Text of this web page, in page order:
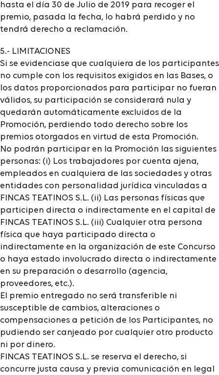
hasta el día 30 de Julio de 2019 para recoger el
premio, pasada la fecha, lo habrá perdido y no
tendrá derecho a reclamación.
5.- LIMITACIONES
Si se evidenciase que cualquiera de los participantes
no cumple con los requisitos exigidos en las Bases, o
los datos proporcionados para participar no fueran
válidos, su participación se considerará nula y
quedarán automáticamente excluidos de la
Promoción, perdiendo todo derecho sobre los
premios otorgados en virtud de esta Promoción.
No podrán participar en la Promoción las siguientes
personas: (i) Los trabajadores por cuenta ajena,
empleados en cualquiera de las sociedades y otras
entidades con personalidad jurídica vinculadas a
FINCAS TEATINOS S.L. (ii) Las personas físicas que
participen directa o indirectamente en el capital de
FINCAS TEATINOS S.L. (iii) Cualquier otra persona
física que haya participado directa o
indirectamente en la organización de este Concurso
o haya estado involucrado directa o indirectamente
en su preparación o desarrollo (agencia,
proveedores, etc.).
El premio entregado no será transferible ni
susceptible de cambios, alteraciones o
compensaciones a petición de los Participantes, no
pudiendo ser canjeado por cualquier otro producto
ni por dinero.
FINCAS TEATINOS S.L. se reserva el derecho, si
concurre justa causa y previa comunicación en legal